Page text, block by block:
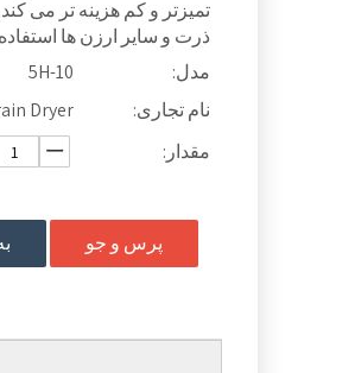
ذرت و سایر ارزن ها
مدل:
5H-10
نام تجاری:
Dryer
مقدار:
پرس و جو